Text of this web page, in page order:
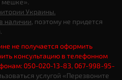
мешке».
Украины.
наличии, поэтому не придется
не получается оформить
консультацию в телефонном
050-020-13-83, 067-998-95-
услугой «Перезвоните